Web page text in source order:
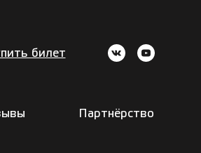
билет
Партнёрство